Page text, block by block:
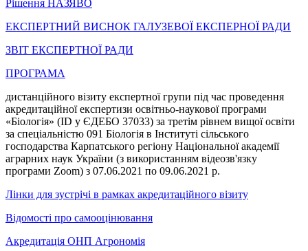
Рішення НАЗЯВО
ЕКСПЕРТНИЙ ВИСНОК ГАЛУЗЕВОЇ ЕКСПЕРНОЇ РАДИ
ЗВІТ ЕКСПЕРТНОЇ РАДИ
ПРОГРАМА
дистанційного візиту експертної групи під час проведення
акредитаційної експертизи освітньо-наукової програми
«Біологія» (ID у ЄДЕБО 37033) за третім рівнем вищої освіти
за спеціальністю 091 Біологія в Інституті сільського
господарства Карпатського регіону Національної академії
аграрних наук України (з використанням відеозв'язку
програми Zoom) з 07.06.2021 по 09.06.2021 р.
Лінки для зустрічі в рамках акредитаційного візиту
Відомості про самооцінювання
Акредитація ОНП Агрономія